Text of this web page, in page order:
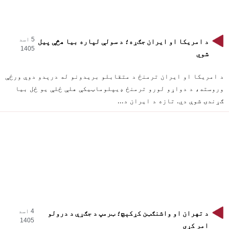
د امریکا او ایران جګړه؛ د سولې لپاره بیا هڅې پیل
شوي
5 اسد
1405
د امریکا او ایران ترمنځ د متقابلو بریدونو له درېدو دوې ورځې
وروسته، د دواړو لورو ترمنځ ډیپلوماټیکې هلې ځلې یو ځل بیا
ګړندۍ شوې دي. تازه د ایران د...
د تهران او واشنګټن کړکېچ؛ ټرمپ د جګړې د درولو
امر کړی
4 اسد
1405